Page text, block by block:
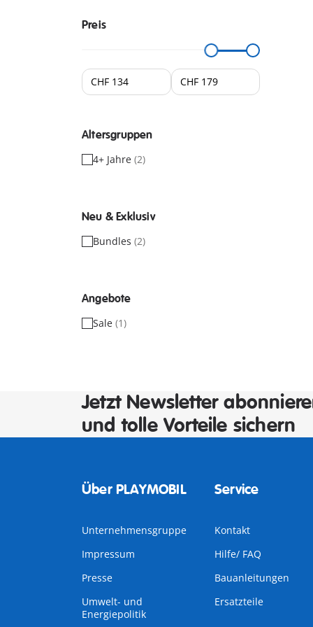
Preis
Altersgruppen
4+ Jahre (2)
Neu & Exklusiv
Bundles (2)
Angebote
Sale (1)
Jetzt Newsletter
und tolle Vorteile sichern
Über PLAYMOBIL
Unternehmensgruppe
Impressum
Presse
Umwelt- und
Energiepolitik
Service
Kontakt
Hilfe/ FAQ
Bauanleitungen
Ersatzteile